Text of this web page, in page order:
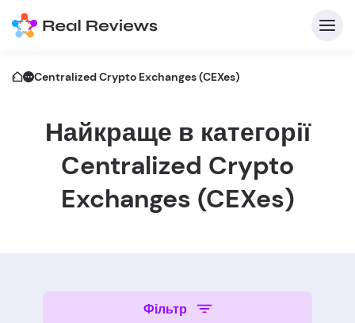
Centralized Crypto Exchanges (CEXes)
Найкраще в категорії
Centralized Crypto
Exchanges (CEXes)
Фільтр